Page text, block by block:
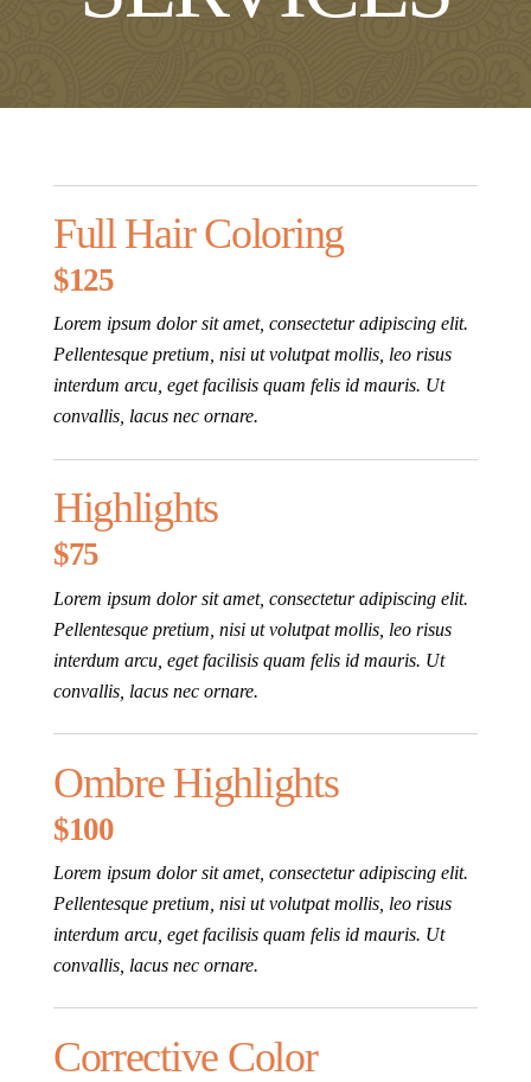
Full Hair Coloring
$125
Lorem ipsum dolor sit amet, consectetur adipiscing elit.
Pellentesque pretium, nisi ut volutpat mollis, leo risus
interdum arcu, eget facilisis quam felis id mauris. Ut
convallis, lacus nec ornare.
Highlights
$75
Lorem ipsum dolor sit amet, consectetur adipiscing elit.
Pellentesque pretium, nisi ut volutpat mollis, leo risus
interdum arcu, eget facilisis quam felis id mauris. Ut
convallis, lacus nec ornare.
Ombre Highlights
$100
Lorem ipsum dolor sit amet, consectetur adipiscing elit.
Pellentesque pretium, nisi ut volutpat mollis, leo risus
interdum arcu, eget facilisis quam felis id mauris. Ut
convallis, lacus nec ornare.
Corrective Color